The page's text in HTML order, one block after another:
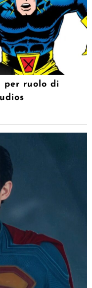
per ruolo di